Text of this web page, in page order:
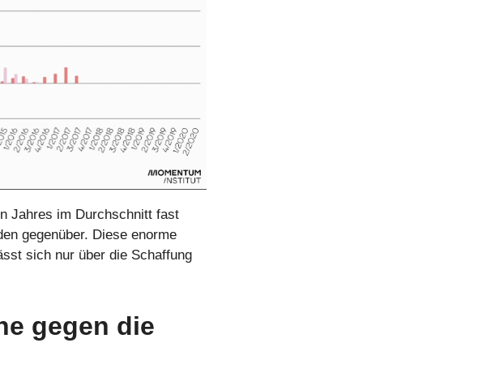
Jahres im Durchschnitt fast
gegenüber. Diese enorme
sich nur über die Schaffung
gegen die